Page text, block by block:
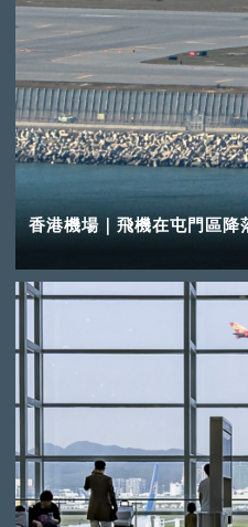
香港機場｜飛機在屯門區降